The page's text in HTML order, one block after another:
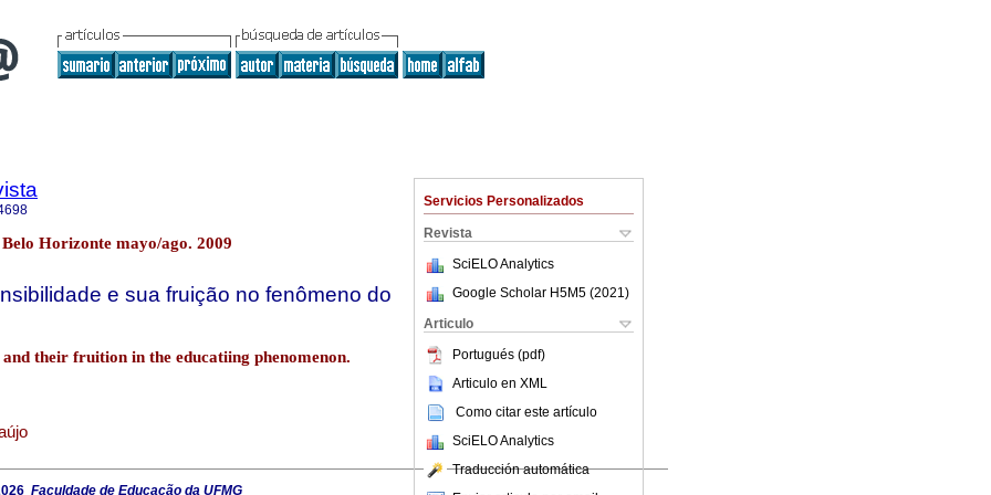
Servicios Personalizados
Revista
SciELO Analytics
Google Scholar H5M5 (2021 )
Articulo
Portugués (pdf)
Articulo en XML
Como citar este artículo
SciELO Analytics
Traducción automática
Horizonte mayo/ago. 2009
e sua fruição no fenômeno do
and their fruition in the educatiing phenomenon.
Faculdade de Educação da UFMG